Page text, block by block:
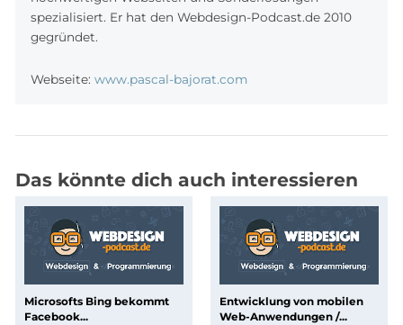
spezialisiert. Er hat den Webdesign-Podcast.de 2010
gegründet.
Webseite: www.pascal-bajorat.com
Das könnte dich auch interessieren
Microsofts Bing bekommt
Facebook...
Entwicklung von mobilen
Web-Anwendungen /...